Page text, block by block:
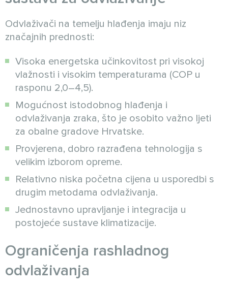
Odvlaživači na temelju hlađenja imaju niz
značajnih prednosti:
Visoka energetska učinkovitost pri visokoj
vlažnosti i visokim temperaturama (COP u
rasponu 2,0–4,5).
Mogućnost istodobnog hlađenja i
odvlaživanja zraka, što je osobito važno ljeti
za obalne gradove Hrvatske.
Provjerena, dobro razrađena tehnologija s
velikim izborom opreme.
Relativno niska početna cijena u usporedbi s
drugim metodama odvlaživanja.
Jednostavno upravljanje i integracija u
postojeće sustave klimatizacije.
Ograničenja rashladnog
odvlaživanja